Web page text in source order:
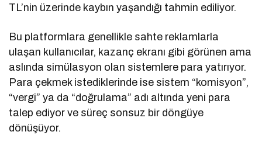
TL’nin üzerinde kaybın yaşandığı tahmin ediliyor.
Bu platformlara genellikle sahte reklamlarla
ulaşan kullanıcılar, kazanç ekranı gibi görünen ama
aslında simülasyon olan sistemlere para yatırıyor.
Para çekmek istediklerinde ise sistem “komisyon”,
“vergi” ya da “doğrulama” adı altında yeni para
talep ediyor ve süreç sonsuz bir döngüye
dönüşüyor.